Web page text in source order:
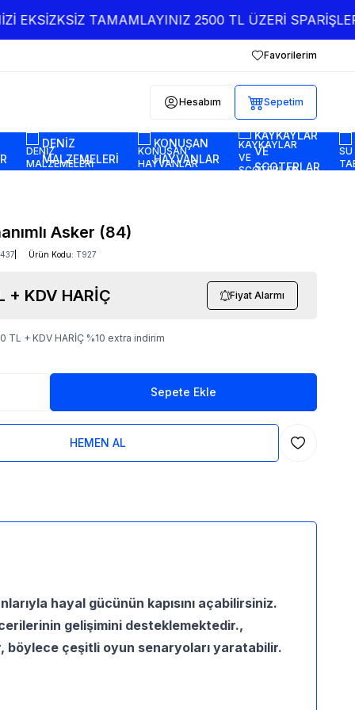
EKSİZKSİZ TAMAMLAYINIZ 2500 TL ÜZERİ
Favorilerim
Hesabım Sepetim
DENİZ
MALZEMELERİ
KONUŞAN
HAYVANLAR
KAYKAYLAR
VE
SCOTERLAR
Asker (84)
Ürün Kodu: T927
+ KDV HARİÇ Fiyat Alarmı
TL + KDV HARİÇ %10 extra indirim
Sepete Ekle
HEMEN AL Favoriye
hayal gücünün kapısını açabilirsiniz.
gelişimini desteklemektedir.,
böylece çeşitli oyun senaryoları yaratabilir.